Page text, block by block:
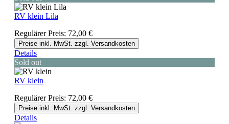
RV klein Lila
Regulärer Preis: 72,00 €
Preise inkl. MwSt. zzgl. Versandkosten
Details
Sold out
RV klein
Regulärer Preis: 72,00 €
Preise inkl. MwSt. zzgl. Versandkosten
Details